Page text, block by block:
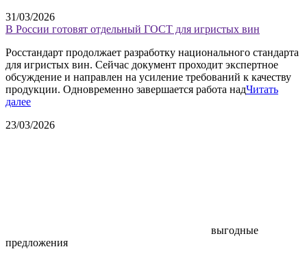
31/03/2026
В России готовят отдельный ГОСТ для игристых вин
Росстандарт продолжает разработку национального стандарта
для игристых вин. Сейчас документ проходит экспертное
обсуждение и направлен на усиление требований к качеству
продукции. Одновременно завершается работа надЧитать
далее
23/03/2026
выгодные
предложения